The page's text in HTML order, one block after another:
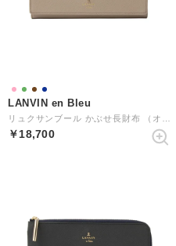
LANVIN en Bleu
￥18,700